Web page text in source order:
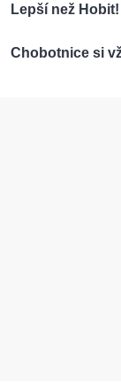
Lepší než
Chobotnice si